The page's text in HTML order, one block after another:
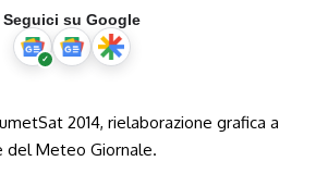
Seguici su Google